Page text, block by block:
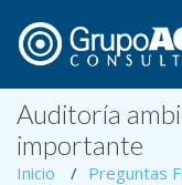
Auditoría
importante
Inicio Preguntas